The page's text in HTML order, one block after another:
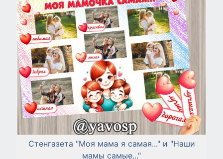
Стенгазета "Моя мама я самая..." и "Наши
мамы самые..."